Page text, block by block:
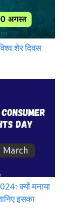
शेर दिवस
क्यों मनाया
इसका